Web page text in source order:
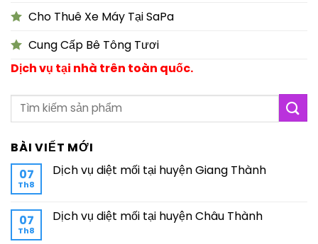
Cho Thuê Xe Máy Tại SaPa
Cung Cấp Bê Tông Tươi
Dịch vụ tại nhà trên toàn quốc.
BÀI VIẾT MỚI
07
Th8
Dịch vụ diệt mối tại huyện Giang Thành
07
Th8
Dịch vụ diệt mối tại huyện Châu Thành